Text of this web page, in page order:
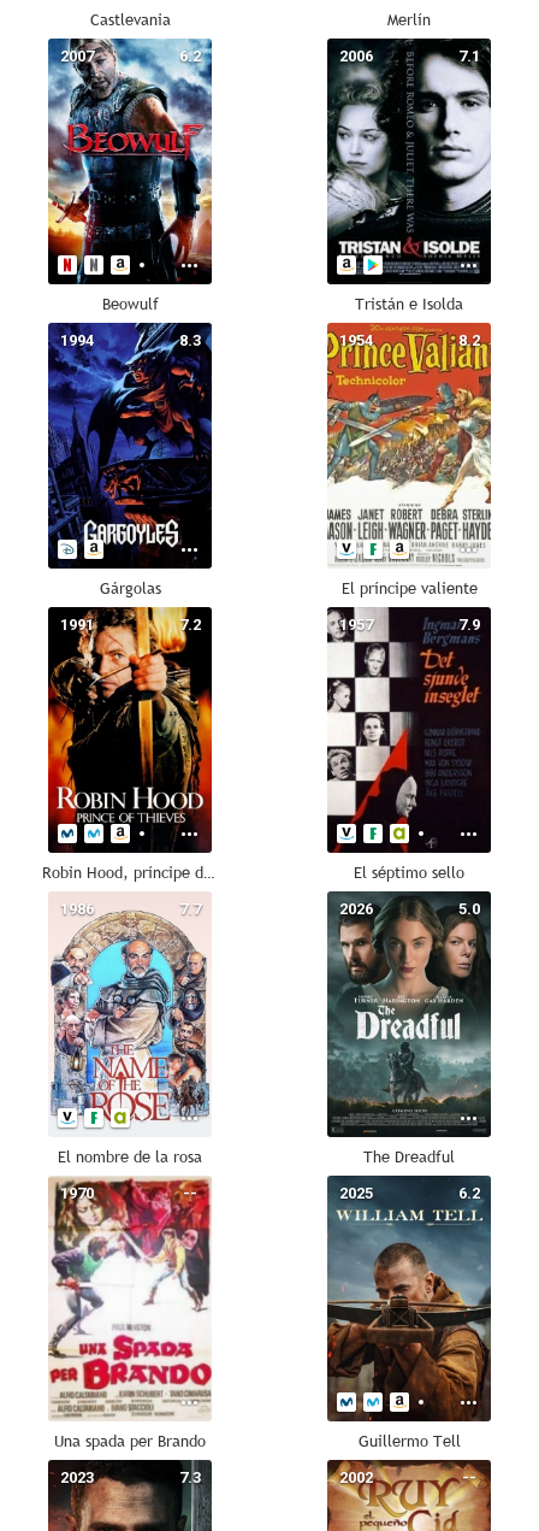
Castlevania Merlín
6.2
2007
Beowulf
7.1
2006
Tristán e Isolda
8.3
1994
Gárgolas
8.2
1954
El príncipe valiente
7.2
1991
Robin Hood, príncipe de los ladrones
7.9
1957
El séptimo sello
7.7
1986
El nombre de la rosa
5.0
2026
The Dreadful
--
1970
Una spada per Brando
6.2
2025
Guillermo Tell
7.3
2023 --
2002